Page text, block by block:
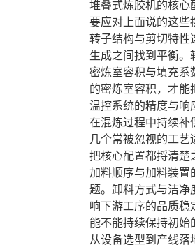
堆叠式炼胶机的核心
要应对上面说的这些
转子结构与剪切特性
生成之间找到平衡。
密炼室容积与填充系
的密炼室容积，才能
温控系统的精度与响
在混炼过程中持续补
几个常被忽视的工艺
把核心配置都捋清楚
加料顺序与加料装置
题。卸料方式与洁净
响下游工序的品质
能不能持续保持初始
从设备选型到产线落